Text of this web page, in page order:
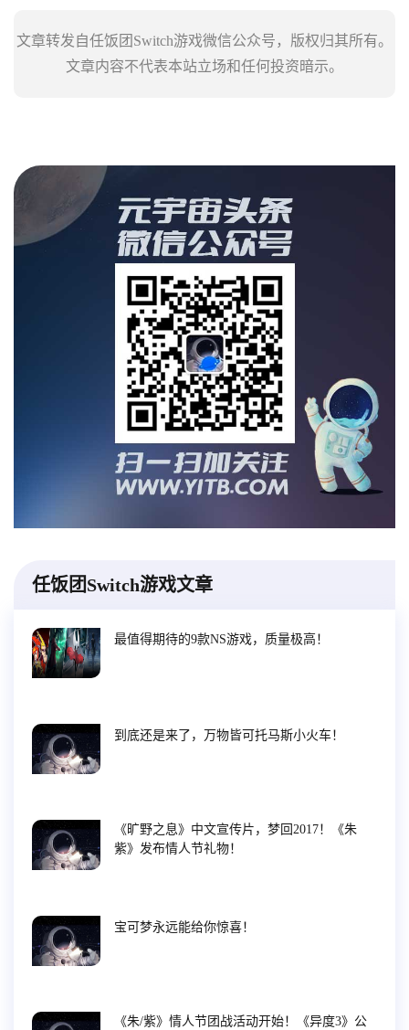
文章转发自任饭团Switch游戏微信公众号，版权归其所有。
文章内容不代表本站立场和任何投资暗示。
任饭团Switch游戏文章
最值得期待的9款NS游戏，质量极高！
到底还是来了，万物皆可托马斯小火车！
《旷野之息》中文宣传片，梦回2017！《朱
紫》发布情人节礼物！
宝可梦永远能给你惊喜！
《朱/紫》情人节团战活动开始！《异度3》公